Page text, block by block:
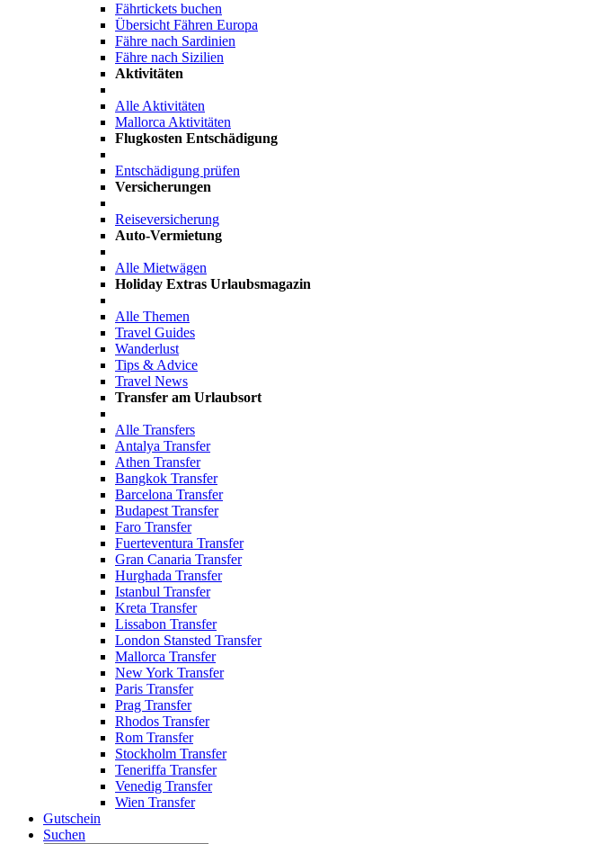
Fährtickets buchen
Übersicht Fähren Europa
Fähre nach Sardinien
Fähre nach Sizilien
Aktivitäten
Alle Aktivitäten
Mallorca Aktivitäten
Flugkosten Entschädigung
Entschädigung prüfen
Versicherungen
Reiseversicherung
Auto-Vermietung
Alle Mietwägen
Holiday Extras Urlaubsmagazin
Alle Themen
Travel Guides
Wanderlust
Tips & Advice
Travel News
Transfer am Urlaubsort
Alle Transfers
Antalya Transfer
Athen Transfer
Bangkok Transfer
Barcelona Transfer
Budapest Transfer
Faro Transfer
Fuerteventura Transfer
Gran Canaria Transfer
Hurghada Transfer
Istanbul Transfer
Kreta Transfer
Lissabon Transfer
London Stansted Transfer
Mallorca Transfer
New York Transfer
Paris Transfer
Prag Transfer
Rhodos Transfer
Rom Transfer
Stockholm Transfer
Teneriffa Transfer
Venedig Transfer
Wien Transfer
Gutschein
Suchen